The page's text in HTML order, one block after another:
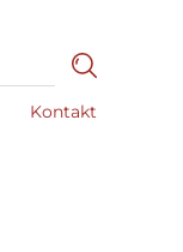
Kontakt